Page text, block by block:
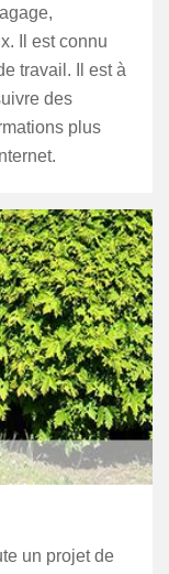
Il est connu
travail. Il est à
des
plus
un projet de